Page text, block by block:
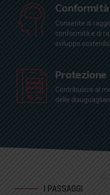
Conformità
Consente di
conformità e di
sviluppo
Protezione
Contribuisce al
delle
I PASSAGGI